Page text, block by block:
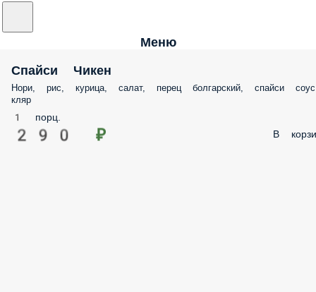
Меню
Спайси Чикен
Нори, рис, курица, салат, перец болгарский, спайси
кляр
1 порц.
290 ₽ В